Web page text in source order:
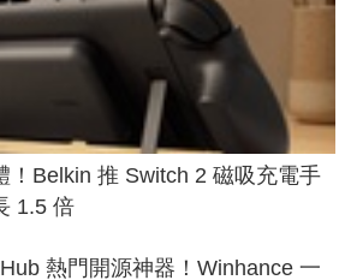
！Belkin 推 Switch 2 磁吸充電手
1.5 倍
熱門開源神器！Winhance 一